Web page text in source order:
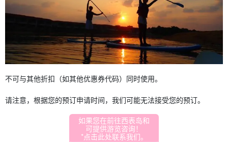
不可与其他折扣（如其他优惠券代码）同时使用。
请注意，根据您的预订申请时间，我们可能无法接受您的预订。
如果您在前往西表岛和
可提供游览咨询！
*点击此处联系我们。